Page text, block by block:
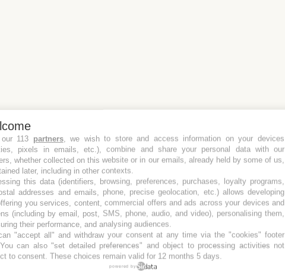
113 partners, we wish to store and access information on your devices
pixels in emails, etc.), combine and share your personal data with our
whether collected on this website or in our emails, already held by some of us,
later, including in other contexts.
this data (identifiers, browsing, preferences, purchases, loyalty programs,
addresses and emails, phone, precise geolocation, etc.) allows developing
you services, content, commercial offers and ads across your devices and
(including by email, post, SMS, phone, audio, and video), personalising them,
their performance, and analysing audiences.
"accept all" and withdraw your consent at any time via the "cookies" footer
can also "set detailed preferences" and object to processing activities not
to consent. These choices remain valid for 12 months 5 days.
powered by